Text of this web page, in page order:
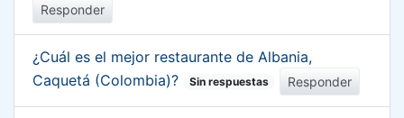
Responder
¿Cuál es el mejor restaurante de Albania,
Caquetá (Colombia)?
Sin respuestas Responder